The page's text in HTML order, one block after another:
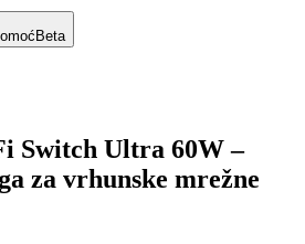
Beta
Switch Ultra 60W –
za vrhunske mrežne